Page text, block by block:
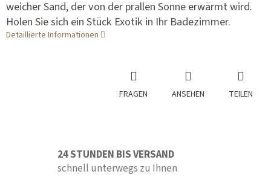
weicher Sand, der von der prallen Sonne erwärmt wird.
Holen Sie sich ein Stück Exotik in Ihr Badezimmer.
Detaillierte Informationen
FRAGEN ANSEHEN TEILEN
24 STUNDEN BIS VERSAND
schnell unterwegs zu Ihnen